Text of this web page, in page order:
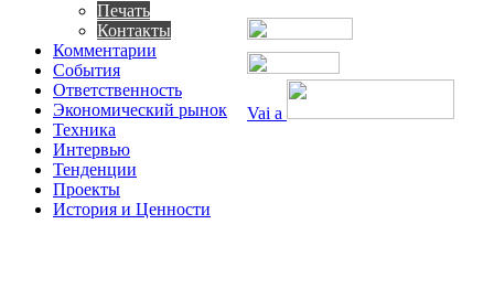
Vai a
Печать
Контакты
Комментарии
События
Ответственность
Экономический рынок
Техника
Интервью
Тенденции
Проекты
История и Ценности